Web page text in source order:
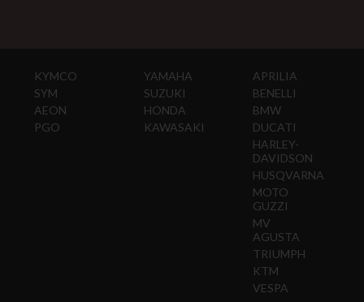
KYMCO
SYM
AEON
PGO
YAMAHA
SUZUKI
HONDA
KAWASAKI
APRILIA
BENELLI
BMW
DUCATI
HARLEY-
DAVIDSON
HUSQVARNA
MOTO
GUZZI
MV
AGUSTA
TRIUMPH
KTM
VESPA